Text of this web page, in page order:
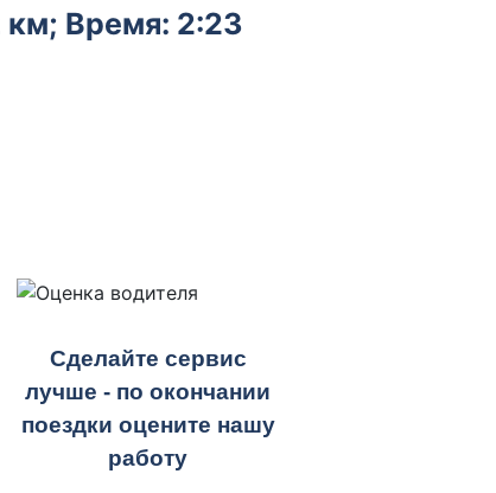
км; Время: 2:23
Сделайте сервис
лучше - по окончании
поездки оцените нашу
работу